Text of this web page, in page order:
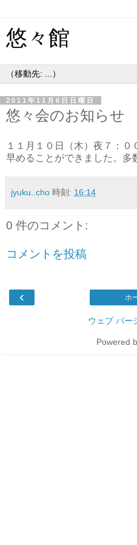
悠々館
2011年11月6日日曜日
悠々会のお知らせ
１１月１０日（木）夜７：
早めることができました。多
jyuku..cho 時刻: 16:14
0 件のコメント:
コメントを投稿
‹ ホ
ウェブ バー
Powered